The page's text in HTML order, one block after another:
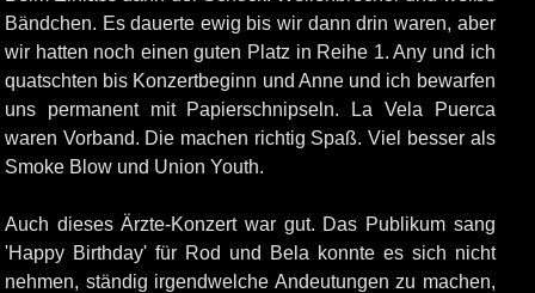
Bändchen. Es dauerte ewig bis wir dann drin waren, aber
wir hatten noch einen guten Platz in Reihe 1. Any und ich
quatschten bis Konzertbeginn und Anne und ich bewarfen
uns permanent mit Papierschnipseln. La Vela Puerca
waren Vorband. Die machen richtig Spaß. Viel besser als
Smoke Blow und Union Youth.
Auch dieses Ärzte-Konzert war gut. Das Publikum sang
'Happy Birthday' für Rod und Bela konnte es sich nicht
nehmen, ständig irgendwelche Andeutungen zu machen,